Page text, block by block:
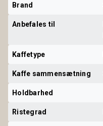
Brand
Anbefales til
Kaffetype
Kaffe sammensætning
Holdbarhed
Ristegrad